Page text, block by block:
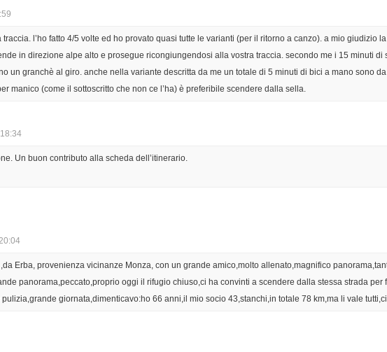
l’ho fatto 4/5 volte ed ho provato quasi tutte le varianti (per il ritorno a canzo). a mio giudizio
in direzione alpe alto e prosegue ricongiungendosi alla vostra traccia. secondo me i 15 minuti
un granchè al giro. anche nella variante descritta da me un totale di 5 minuti di bici a mano sono
manico (come il sottoscritto che non ce l’ha) è preferibile scendere dalla sella.
Un buon contributo alla scheda dell’itinerario.
Erba, provenienza vicinanze Monza, con un grande amico,molto allenato,magnifico
panorama,peccato,proprio oggi il rifugio chiuso,ci ha convinti a scendere dalla stessa strada
giornata,dimenticavo:ho 66 anni,il mio socio 43,stanchi,in totale 78 km,ma li vale